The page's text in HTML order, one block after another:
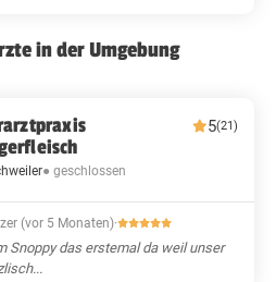
in der Umgebung
5(21)
● geschlossen
(vor 5 Monaten)·
Snoppy das erstemal da weil unser